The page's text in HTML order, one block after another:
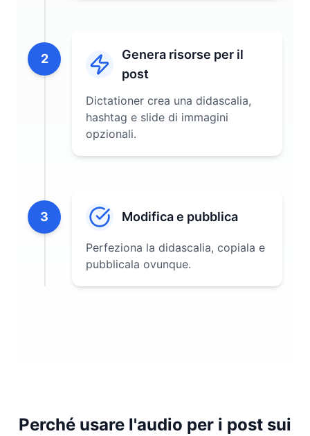
2
Genera risorse per il
post
Dictationer crea una didascalia,
hashtag e slide di immagini
opzionali.
3 Modifica e pubblica
Perfeziona la didascalia, copiala e
pubblicala ovunque.
Perché usare l'audio per i post sui